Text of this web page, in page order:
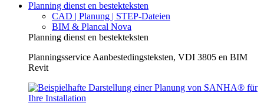
Planning dienst en bestekteksten
CAD | Planung | STEP-Dateien
BIM & Plancal Nova
Planning dienst en bestekteksten
Planningsservice Aanbestedingsteksten, VDI 3805 en BIM
Revit